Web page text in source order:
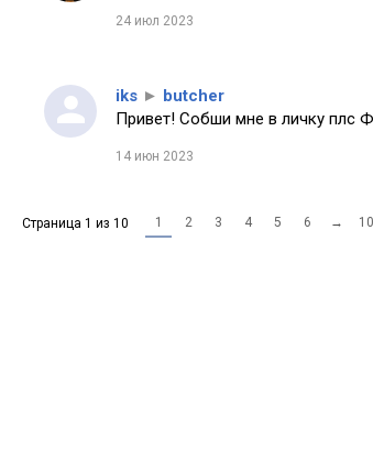
24 июл 2023
iks ► butcher
Привет! Собши мне в личку плс
14 июн 2023
Страница 1 из 10 1 2 3 4 5 6 → 10